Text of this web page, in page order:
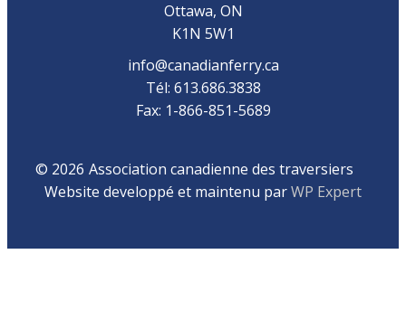
Ottawa, ON
K1N 5W1
info@canadianferry.ca
Tél: 613.686.3838
Fax: 1-866-851-5689
© 2026 Association canadienne des traversiers
Website developpé et maintenu parWP Expert